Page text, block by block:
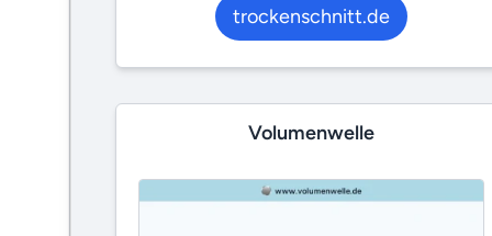
trockenschnitt.de
Volumenwelle